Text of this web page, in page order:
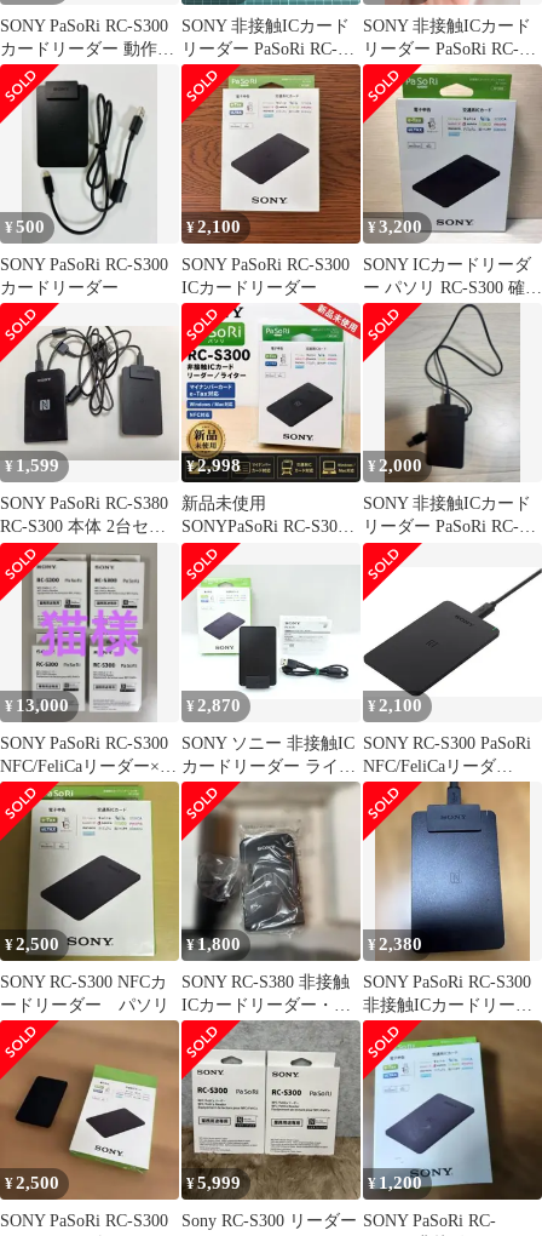
SONY PaSoRi RC-S300
カードリーダー 動作確
認済 マイナンバー
SONY 非接触ICカード
リーダー PaSoRi RC-
S300 本体
SONY 非接触ICカード
リーダー PaSoRi RC-
S300 本体ジャンク品
¥500
SONY PaSoRi RC-S300
カードリーダー
¥2,100
SONY PaSoRi RC-S300
ICカードリーダー
¥3,200
SONY ICカードリーダ
ー パソリ RC-S300 確定
申告 ICカード確認
¥ 1,599
SONY PaSoRi RC-S380
RC-S300 本体 2台セッ
ト
¥2,998
新品未使用
SONYPaSoRi RC-S300
NFC対応
¥2,000
SONY 非接触ICカード
リーダー PaSoRi RC-
S300 本体
¥ 13,000
SONY PaSoRi RC-S300
NFC/FeliCaリーダー×4
個
¥ 2,870
SONY ソニー 非接触IC
カードリーダー ライタ
ー PaSoRi パソリ RC-
S300
¥ 2,100
SONY RC-S300 PaSoRi
NFC/FeliCaリーダ
ー ++923655
¥2,500
SONY RC-S300 NFCカ
ードリーダー パソリ
¥1,800
SONY RC-S380 非接触
ICカードリーダー・ラ
イター(超美品)
¥2,380
SONY PaSoRi RC-S300
非接触ICカードリーダ
ー
¥2,500
SONY PaSoRi RC-S300
¥5,999
Sony RC-S300 リーダー
¥ 1,200
SONY PaSoRi RC-